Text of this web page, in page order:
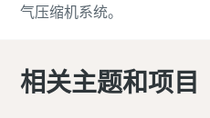
气压缩机系统。
相关主题和项目